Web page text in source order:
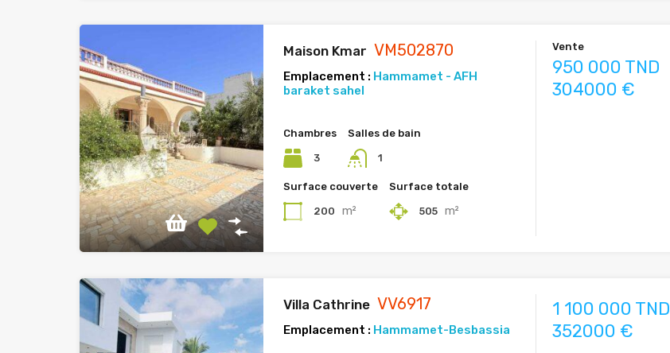
Maison Kmar VM502870
Emplacement : Hammamet - AFH
baraket sahel
Chambres
3
Salles de bain
1
Surface couverte
200 m²
Surface totale
505 m²
Vente
950 000 TND
304000 €
Villa Cathrine VV6917
Emplacement : Hammamet-Besbassia
1 100 000 TND
352000 €